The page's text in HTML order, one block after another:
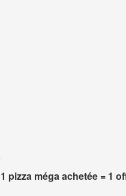
1 pizza méga achetée = 1